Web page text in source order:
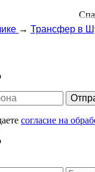
согласие на
→ Трансфер в